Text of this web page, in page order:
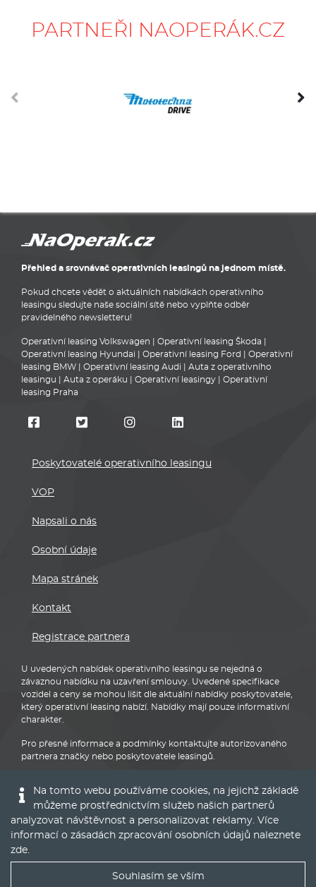
PARTNEŘI NAOPERÁK.CZ
Přehled a srovnávač operativních leasingů na jednom místě.
Pokud chcete vědět o aktuálních nabídkách operativního
leasingu sledujte naše sociální sítě nebo vyplňte odběr
pravidelného newsletteru!
Operativní leasing Volkswagen Operativní leasing Škoda
Operativní leasing Hyundai
Operativní leasing Ford
Operativní
leasing BMW
Operativní leasing Audi
Auta z operativního
leasingu
Auta z operáku Operativní leasingy
Operativní
leasing Praha
Poskytovatelé operativního leasingu
VOP
Napsali o nás
Osobní údaje
Mapa stránek
Kontakt
Registrace partnera
U uvedených nabídek operativního leasingu se nejedná o
závaznou nabídku na uzavření smlouvy. Uvedené specifikace
vozidel a ceny se mohou lišit dle aktuální nabídky poskytovatele,
který operativní leasing nabízí. Nabídky mají pouze informativní
charakter.
Pro přesné informace a podmínky kontaktujte autorizovaného
partnera značky nebo poskytovatele leasingů.
Na tomto webu používáme cookies, na jejichž základě
můžeme prostřednictvím služeb našich partnerů
analyzovat návštěvnost a personalizovat reklamy. Více
informací o zásadách zpracování osobních údajů naleznete
zde.
Souhlasím se vším